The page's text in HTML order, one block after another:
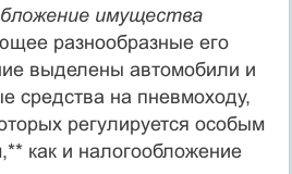
имущества
разнообразные его
выделены автомобили и
средства на пневмоходу,
регу­лируется особым
как и налогообложение